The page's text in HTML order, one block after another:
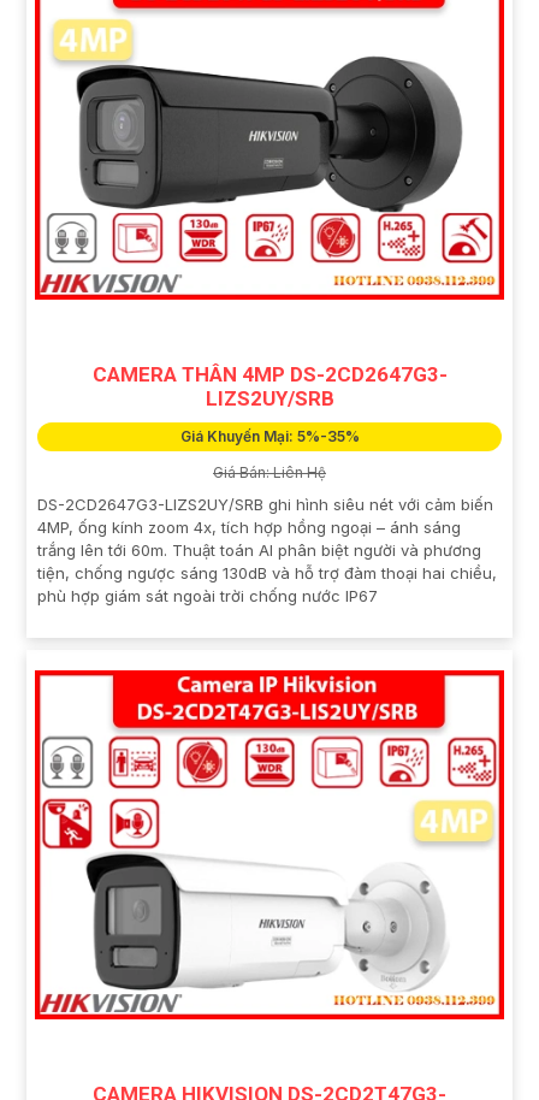
CAMERA THÂN 4MP DS-2CD2647G3-
LIZS2UY/SRB
Giá Khuyến Mại: 5%-35%
Giá Bán: Liên Hệ
DS-2CD2647G3-LIZS2UY/SRB ghi hình siêu nét với cảm biến
4MP, ống kính zoom 4x, tích hợp hồng ngoại – ánh sáng
trắng lên tới 60m. Thuật toán AI phân biệt người và phương
tiện, chống ngược sáng 130dB và hỗ trợ đàm thoại hai chiều,
phù hợp giám sát ngoài trời chống nước IP67
CAMERA HIKVISION DS-2CD2T47G3-